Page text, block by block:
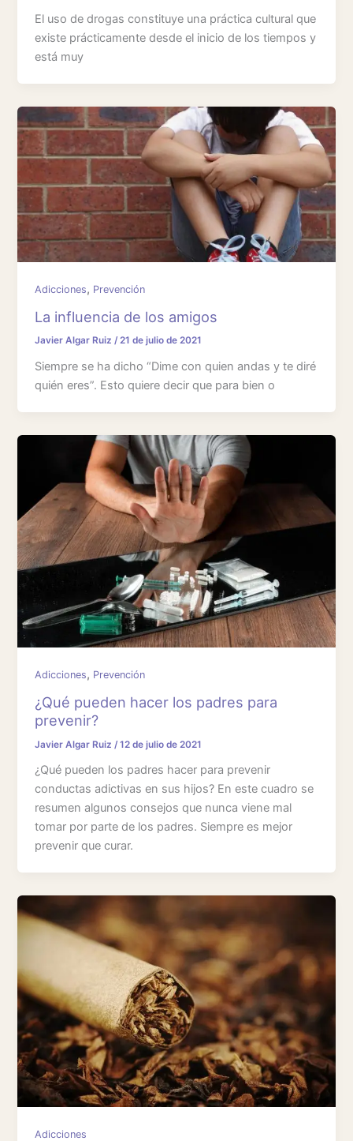
El uso de drogas constituye una práctica cultural que
existe prácticamente desde el inicio de los tiempos y
está muy
Adicciones, Prevención
La influencia de los amigos
Javier Algar Ruiz/21 de julio de 2021
Siempre se ha dicho “Dime con quien andas y te diré
quién eres”. Esto quiere decir que para bien o
Adicciones, Prevención
¿Qué pueden hacer los padres para
prevenir?
Javier Algar Ruiz /12 de julio de 2021
¿Qué pueden los padres hacer para prevenir
conductas adictivas en sus hijos? En este cuadro se
resumen algunos consejos que nunca viene mal
tomar por parte de los padres. Siempre es mejor
prevenir que curar.
Adicciones